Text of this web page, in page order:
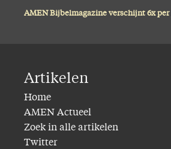
AMEN Bijbelmagazine verschijnt 6x per
Artikelen
Home
AMEN Actueel
Zoek in alle artikelen
Twitter